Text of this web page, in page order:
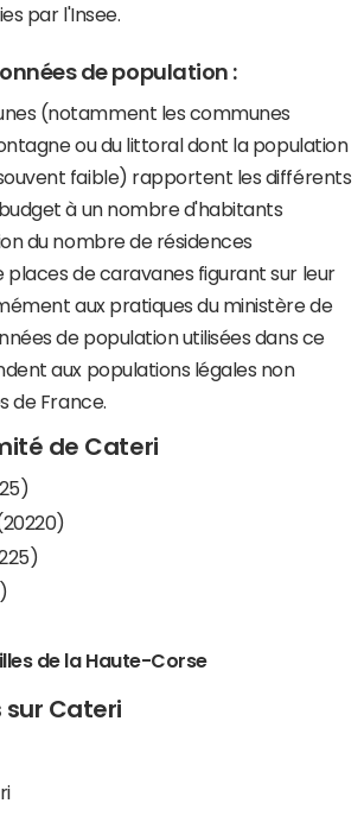
par l'Insee.
de population :
(notamment les communes
ou du littoral dont la population
faible) rapportent les différents
à un nombre d'habitants
du nombre de résidences
places de caravanes figurant sur leur
aux pratiques du ministère de
de population utilisées dans ce
aux populations légales non
de France.
de Cateri
de la Haute-Corse
sur Cateri